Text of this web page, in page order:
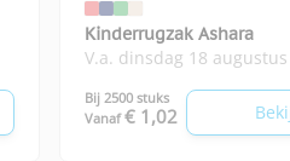
Kinderrugzak Ashara
V.a. dinsdag 18 augustus
Bij 2500 stuks
Vanaf € 1,02